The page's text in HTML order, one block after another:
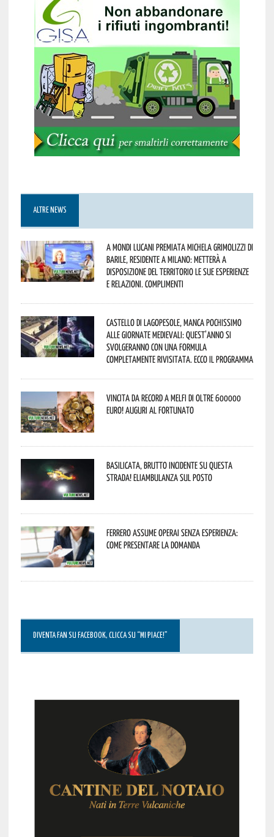
ALTRE NEWS
A Mondi lucani premiata Michela Grimolizzi di
Barile, residente a Milano: metterà a
disposizione del territorio le sue esperienze
e relazioni. Complimenti
Castello di Lagopesole, manca pochissimo
alle Giornate Medievali: quest’anno si
svolgeranno con una formula
completamente rivisitata. Ecco il programma
Vincita da record a Melfi di oltre 600000
euro! Auguri al fortunato
Basilicata, brutto incidente su questa
strada! Eliambulanza sul posto
Ferrero assume operai senza esperienza:
come presentare la domanda
DIVENTA FAN SU FACEBOOK, CLICCA SU “MI PIACE!”